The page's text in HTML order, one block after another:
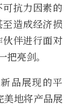
抗力因素的
造成经济损
伴进行面对
亮剑。
品展现的平
美地将产品展